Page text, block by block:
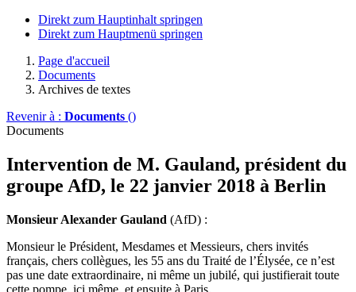
Direkt zum Hauptinhalt springen
Direkt zum Hauptmenü springen
Page d'accueil
Documents
Archives de textes
Revenir à : Documents ()
Documents
Intervention de M. Gauland, président du
groupe AfD, le 22 janvier 2018 à Berlin
Monsieur Alexander Gauland (AfD) :
Monsieur le Président, Mesdames et Messieurs, chers invités
français, chers collègues, les 55 ans du Traité de l’Élysée, ce n’est
pas une date extraordinaire, ni même un jubilé, qui justifierait toute
cette pompe, ici même, et ensuite à Paris.